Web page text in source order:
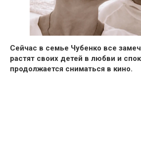
Сейчас в семье Чубенко все
растят своих детей в любви и
продолжается сниматься в кино.